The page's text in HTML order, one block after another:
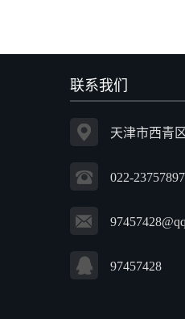
联系我们
天津市西青
022-23757897
97457428